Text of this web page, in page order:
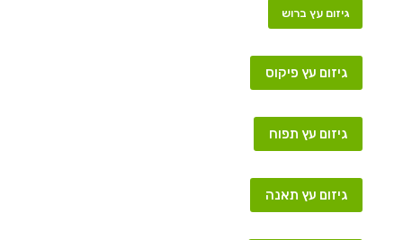
גיזום עץ ברוש
גיזום עץ פיקוס
גיזום עץ תפוח
גיזום עץ תאנה